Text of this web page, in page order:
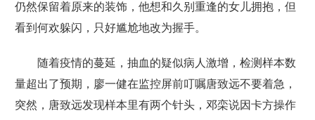
仍然保留着原来的装饰，他想和久别重逢的女儿拥抱，但
看到何欢躲闪，只好尴尬地改为握手。
随着疫情的蔓延，抽血的疑似病人激增，检测样本数
量超出了预期，廖一健在监控屏前叮嘱唐致远不要着急，
突然，唐致远发现样本里有两个针头，邓栾说因卡方操作